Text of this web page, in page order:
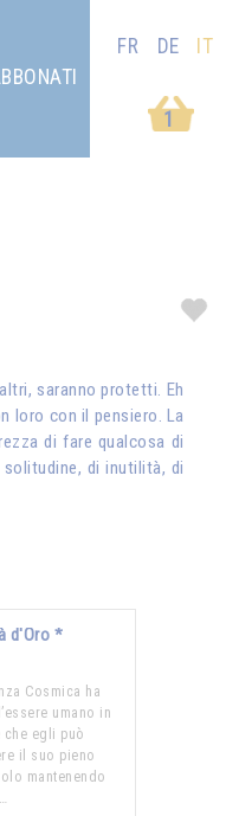
1
FR DE IT
saranno protetti. Eh
loro con il pensiero. La
di fare qualcosa di
solitudine, di inutilità, di
d'Oro *
Cosmica ha
umano in
che egli può
il suo pieno
mantenendo